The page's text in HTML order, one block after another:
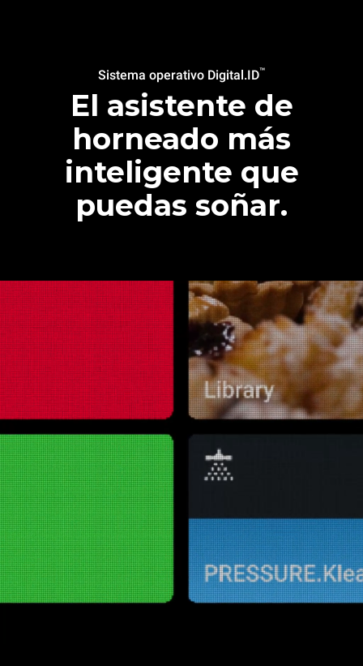
Sistema operativo Digital.ID™
El asistente de
horneado más
inteligente que
puedas soñar.